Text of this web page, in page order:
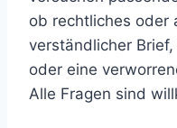
ob rechtliches oder
verständlicher
oder eine
Alle Fragen sind